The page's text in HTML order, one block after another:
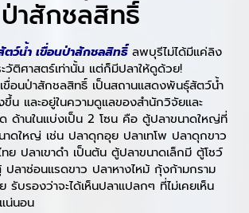
ป่าสักชลสิทธิ์
ว์น้ำ เขื่อนป่าสักชลสิทธิ์ลพบุรีไม่ได้มีแค่ลิง
วัติศาสตร์เท่านั้น แต่ก็มีปลาให้ดูด้วย!
อนป่าสักชลสิทธิ์ เป็นสถานแสดงพันธุ์สัตว์น้ำ
น และอยู่ในความดูแลของสำนักวิจัยและ
ด้านในแบ่งเป็น 2 โซน คือ ตู้ปลาขนาดใหญ่ที่
ดใหญ่ เช่น ปลาดุกอุย ปลาเทโพ ปลาดุกขาว
ย ปลาเขาดำ เป็นต้น ตู้ปลาขนาดเล็กมี ตู้โชว์
ลาช่อนแรดขาว ปลาหางไหม้ กุ้งก้ามกราม
รับรองว่าจะได้เห็นปลาแปลกๆ ที่ไม่เคยเห็น
น่นอน